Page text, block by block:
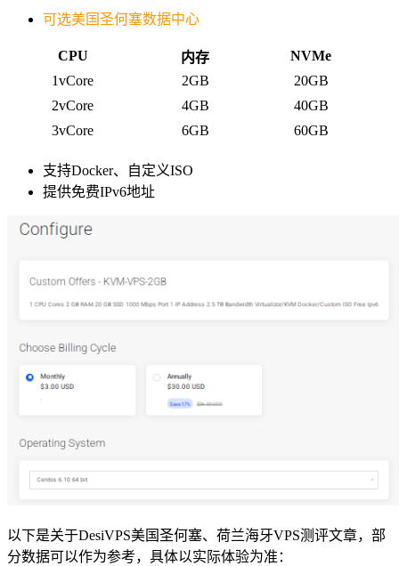
可选美国圣何塞数据中心
CPU 内存
NVMe
1vCore
2GB
20GB
2vCore
4GB
40GB
3vCore
6GB 60GB
支持Docker、自定义ISO
提供免费IPv6地址
以下是关于DesiVPS美国圣何塞、荷兰海牙VPS测评文章，部
分数据可以作为参考，具体以实际体验为准：